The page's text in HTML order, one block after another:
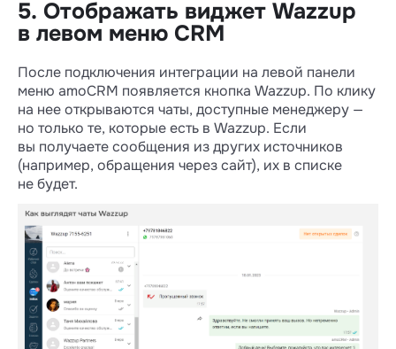
5. Отображать виджет Wazzup
в левом меню CRM
После подключения интеграции на левой панели
меню amoCRM появляется кнопка Wazzup. По клику
на нее открываются чаты, доступные менеджеру —
но только те, которые есть в Wazzup. Если
вы получаете сообщения из других источников
(например, обращения через сайт), их в списке
не будет.